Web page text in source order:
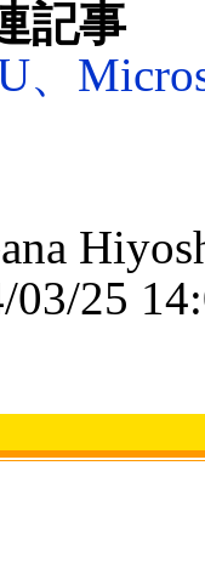
記事
、
03/25